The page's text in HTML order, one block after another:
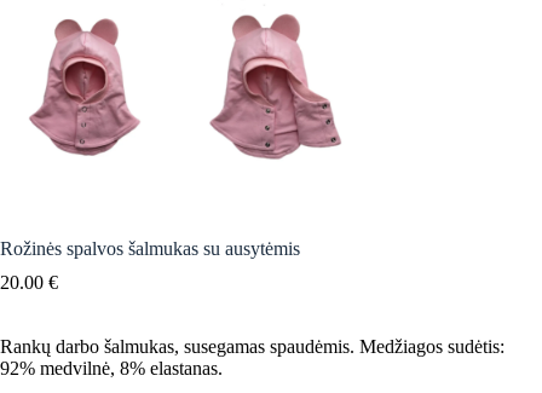
Rožinės spalvos šalmukas su ausytėmis
20.00 €
Rankų darbo šalmukas, susegamas spaudėmis. Medžiagos sudėtis:
92% medvilnė, 8% elastanas.